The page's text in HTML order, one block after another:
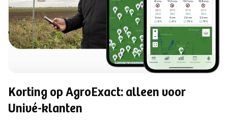
Korting op AgroExact: alleen voor
Univé-klanten